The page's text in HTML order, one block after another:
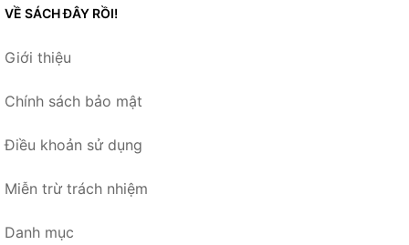
VỀ SÁCH ĐÂY RỒI!
Giới thiệu
Chính sách bảo mật
Điều khoản sử dụng
Miễn trừ trách nhiệm
Danh mục